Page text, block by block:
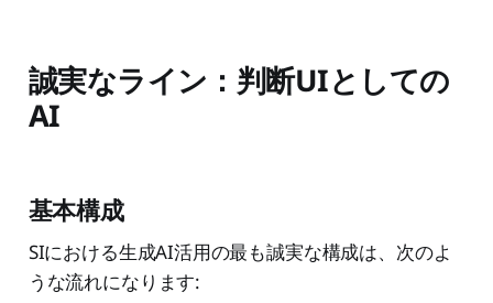
誠実なライン：判断UIとしての
AI
基本構成
SIにおける生成AI活用の最も誠実な構成は、次のよ
うな流れになります: